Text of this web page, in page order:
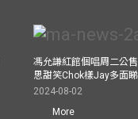
馮允謙紅館個唱周二公
思甜笑Chok樣Jay多面睇
2024-08-02
More